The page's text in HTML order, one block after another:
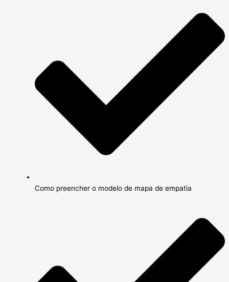
Como preencher o modelo de mapa de empatia